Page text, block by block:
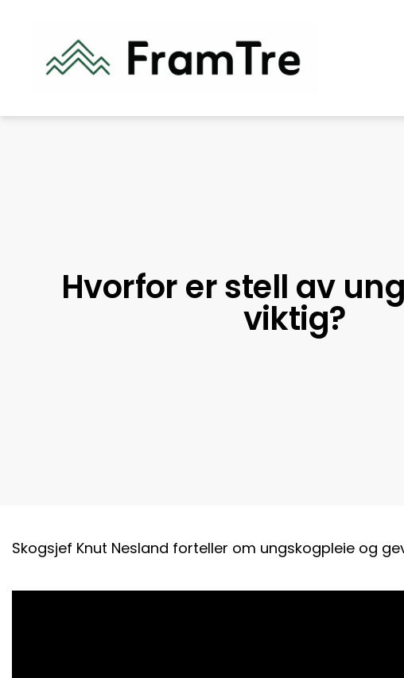
Hvorfor er stell av
viktig?
Skogsjef Knut Nesland forteller om ungskogpleie og